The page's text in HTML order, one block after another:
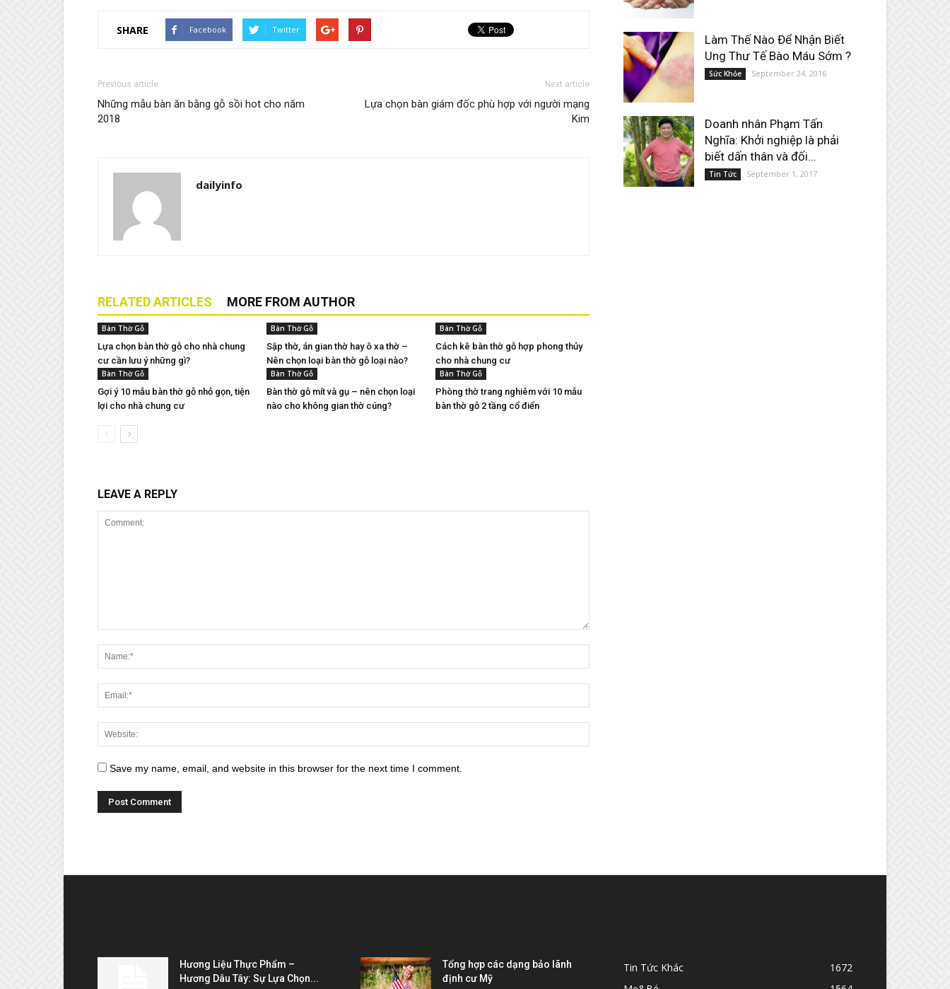
SHARE Facebook Twitter
Previous article
Những mẫu bàn ăn bằng gỗ sồi hot cho năm
2018
Next article
Lựa chọn bàn giám đốc phù hợp với người mạng
Kim
dailyinfo
RELATED ARTICLES MORE FROM AUTHOR
Bàn Thờ Gỗ
Lựa chọn bàn thờ gỗ cho nhà chung
cư cần lưu ý những gì?
Bàn Thờ Gỗ
Sập thờ, án gian thờ hay ô xa thờ –
Nên chọn loại bàn thờ gỗ loại nào?
Bàn Thờ Gỗ
Cách kê bàn thờ gỗ hợp phong thủy
cho nhà chung cư
Bàn Thờ Gỗ
Gợi ý 10 mẫu bàn thờ gỗ nhỏ gọn, tiện
lợi cho nhà chung cư
Bàn Thờ Gỗ
Bàn thờ gỗ mít và gụ – nên chọn loại
nào cho không gian thờ cúng?
Bàn Thờ Gỗ
Phòng thờ trang nghiêm với 10 mẫu
bàn thờ gỗ 2 tầng cổ điển
LEAVE A REPLY
Save my name, email, and website in this browser for the next time I comment.
Làm Thế Nào Để Nhận Biết
Ung Thư Tế Bào Máu Sớm ?
Sức Khỏe September 24, 2016
Doanh nhân Phạm Tấn
Nghĩa: Khởi nghiệp là phải
biết dấn thân và đối...
Tin Tức September 1, 2017
Hương Liệu Thực Phẩm –
Hương Dâu Tây: Sự Lựa Chọn...
Tổng hợp các dạng bảo lãnh
định cư Mỹ
Tin Tức Khác
1672